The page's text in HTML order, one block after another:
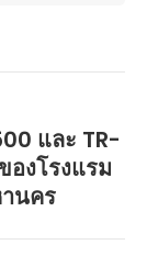
และ TR-
งโรงแรม
นคร